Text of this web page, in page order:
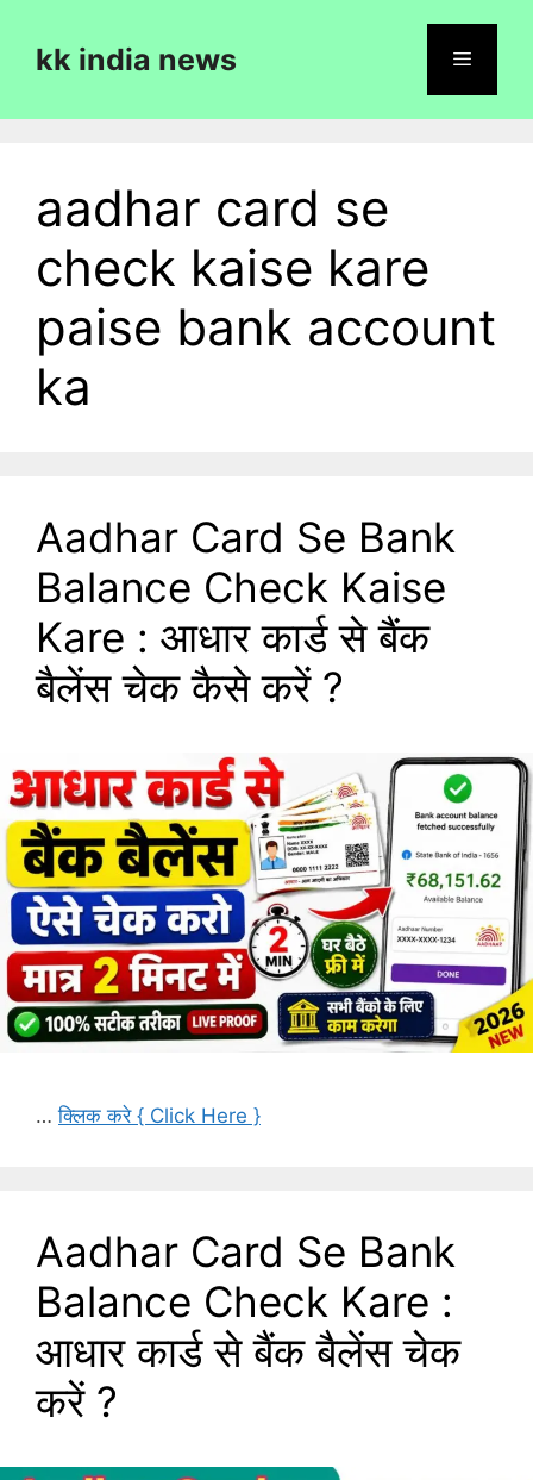
contentkk india news
aadhar card se
check kaise kare
paise bank account
ka
Aadhar Card Se Bank
Balance Check Kaise
Kare : आधार कार्ड से बैंक
बैलेंस चेक कैसे करें ?
…क्लिक करे { Click Here }
Aadhar Card Se Bank
Balance Check Kare :
आधार कार्ड से बैंक बैलेंस चेक
करें ?